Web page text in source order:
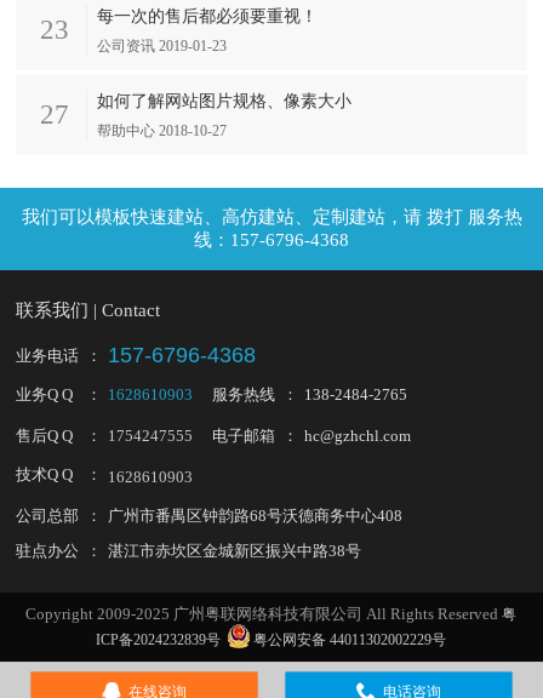
23 每一次的售后都必须要重视！
公司资讯 2019-01-23
27 如何了解网站图片规格、像素大小
帮助中心 2018-10-27
拨打 服务热
线：157-6796-4368
联系我们 | Contact
业务电话 ： 157-6796-4368
业务Q Q ： 1628610903 服务热线 ： 138-2484-2765
售后Q Q ： 1754247555 电子邮箱 ： hc@gzhchl.com
技术Q Q ： 1628610903
公司总部 ：
广州市番禺区钟韵路68号沃德商务中心408
驻点办公
： 湛江市赤坎区金城新区振兴中路38号
Copyright 2009-2025 广州粤联网络科技有限公司 All Rights Reserved粤
ICP备2024232839号
粤公网安备 44011302002229号
在线咨询  电话咨询